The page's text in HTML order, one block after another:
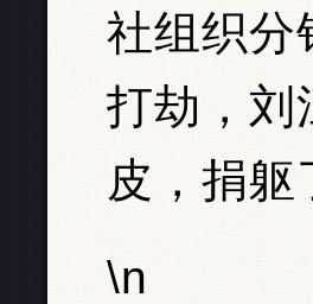
社组织分
打劫，刘
皮，捐躯
\n